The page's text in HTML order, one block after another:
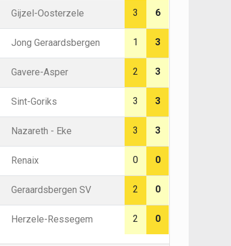
Gijzel-Oosterzele 3 6
Jong Geraardsbergen 1 3
Gavere-Asper 2 3
Sint-Goriks 3 3
Nazareth - Eke 3 3
Renaix 0 0
Geraardsbergen SV 2 0
Herzele-Ressegem 2 0